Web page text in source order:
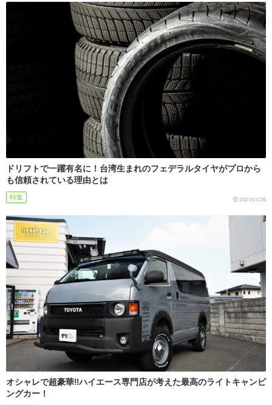
ドリフトで一躍有名に！台湾生まれのフェデラルタイヤがプロから
も信頼されている理由とは
特集 2021/01/26
オシャレで超豪華!!ハイエース専門店が考えた最高のライトキャンピ
ングカー！